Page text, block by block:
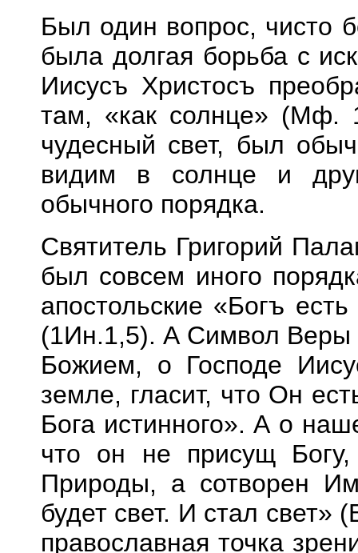
Был один вопрос, чисто
была долгая борьба с
Иисусъ Христосъ
там, «как солнце» (Мф.
чудесный свет, был
видим в солнце и
обычного порядка.
Святитель Григорий
был совсем иного
апостольские «Богъ
(1Ин.1,5). А Символ Веры
Божием, о Господе
земле, гласит, что Он
Бога истинного». А о
что он не присущ
Природы, а сотворен
будет свет. И стал свет» (
православная точка